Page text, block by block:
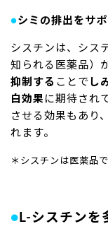
●シミの排出をサ
シスチンは、シス
知られる医薬品）
抑制する ことで し
白効果 に期待され
させる効果もあり
れます。
＊シスチンは医薬品
● L-シスチンを